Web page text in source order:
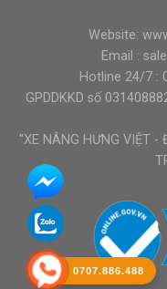
Website:
Email :
Hotline 24/7 :
GPDDKKD số
"XE NÂNG HƯNG VIỆT -
0707.886.488